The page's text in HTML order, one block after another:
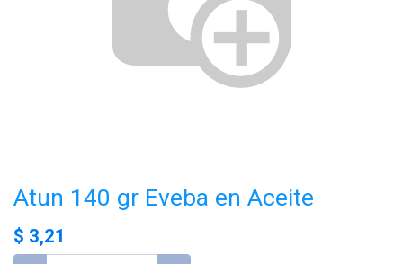
Atun 140 gr Eveba en Aceite
$ 3,21